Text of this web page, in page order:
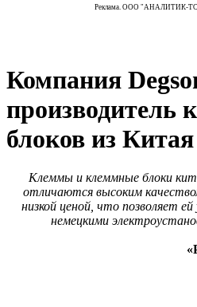
Реклама. ООО "АНАЛИТИК-
Компания
производитель
блоков из Китая
Клеммы и клеммные блоки
отличаются высоким
низкой ценой, что позволяет
немецкими